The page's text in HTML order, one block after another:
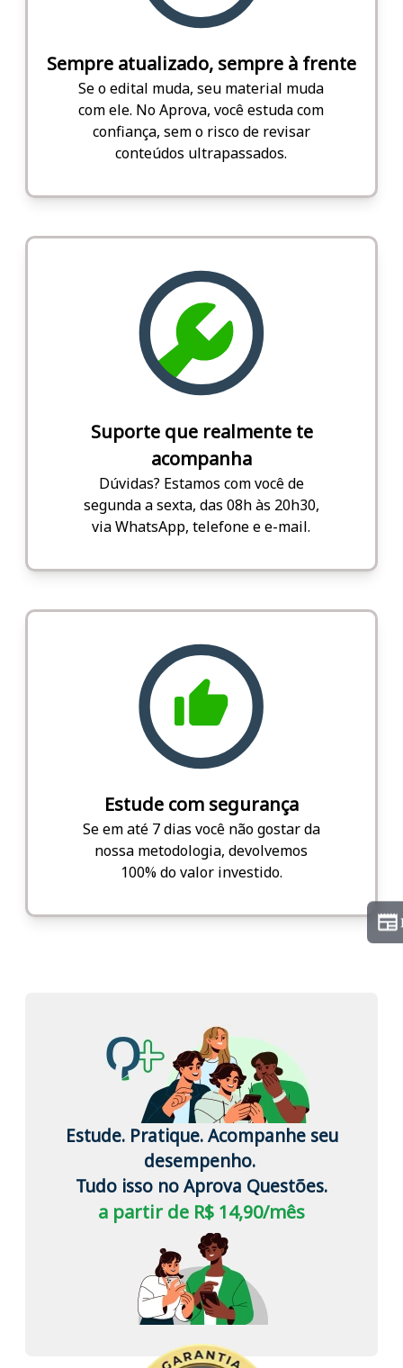
Sempre atualizado, sempre à frente
Se o edital muda, seu material muda
com ele. No Aprova, você estuda com
confiança, sem o risco de revisar
conteúdos ultrapassados.
Suporte que realmente te
acompanha
Dúvidas? Estamos com você de
segunda a sexta, das 08h às 20h30,
via WhatsApp, telefone e e-mail.
Estude com segurança
Se em até 7 dias você não gostar da
nossa metodologia, devolvemos
100% do valor investido.
Estude. Pratique. Acompanhe seu
desempenho.
Tudo isso no Aprova Questões.
a partir de R$ 14,90/mês